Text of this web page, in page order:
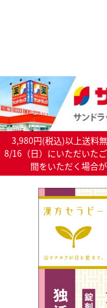
3,980円(税込)以上送料
8/16（日）にいただいた
間をいただく場合